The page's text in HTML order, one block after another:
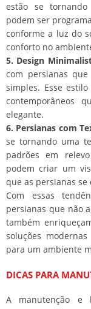
estão se
podem ser
conforme a luz do
conforto no
5. Design
com persianas
simples. Esse
contemporâneos
elegante.
6. Persianas com
se tornando uma
padrões em
podem criar um
que as persianas
Com essas
persianas que não
também
soluções
para um ambiente
DICAS PARA
A manutenção e